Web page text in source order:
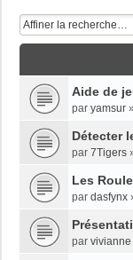
Aide de
par yamsur »
Détecter
par 7Tigers
Les
par dasfynx
par vivianne